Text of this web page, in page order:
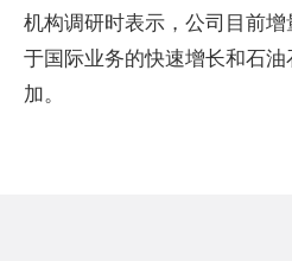
机构调研时表示，公司目前
于国际业务的快速增长和石
加。